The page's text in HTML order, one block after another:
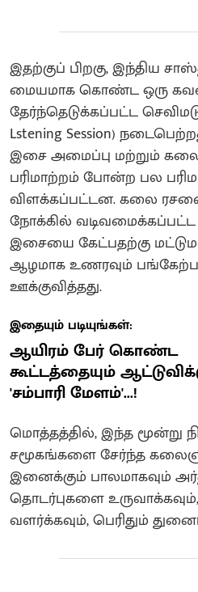
இதற்குப் பிறகு, இந்திய
மையமாக கொண்ட ஒரு
தேர்ந்தெடுக்கப்பட்ட
Lstening Session)
இசை அமைப்பு மற்றும்
பரிமாற்றம் போன்ற பல
விளக்கப்பட்டன. கலை
நோக்கில்
இசையை கேட்பதற்கு
ஆழமாக உணரவும்
ஊக்குவித்தது.
இதையும் படியுங்கள்:
ஆயிரம் பேர் கொண்ட
கூட்டத்தையும்
'சம்பாரி மேளம்'...!
மொத்தத்தில், இந்த மூன்று
சமூகங்களை சேர்ந்த
இனைக்கும் பாலமாகவும்
தொடர்புகளை
வளர்க்கவும், பெரிதும்